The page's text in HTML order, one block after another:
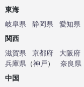
東海
岐阜県
静岡県 愛知県
関西
滋賀県
京都府 大阪府
兵庫県 （神戸） 奈良県
中国